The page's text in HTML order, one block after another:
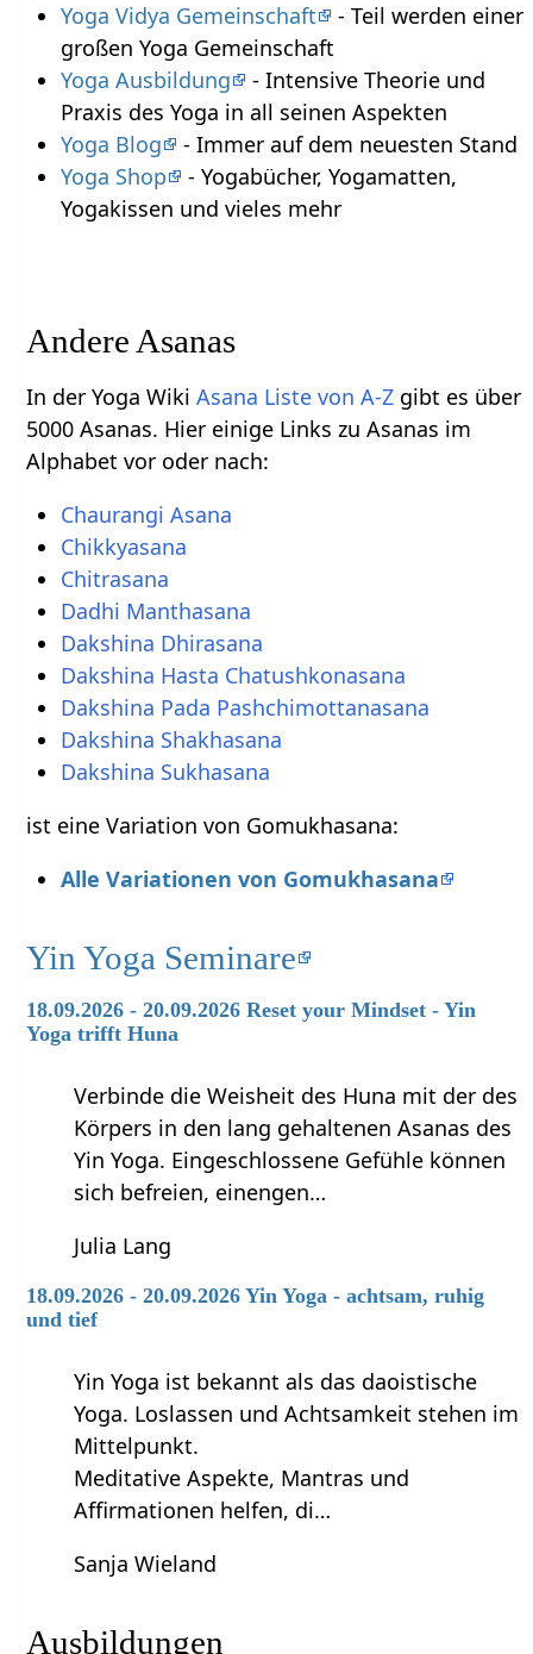
Yoga Vidya Gemeinschaft
- Teil werden einer
großen Yoga Gemeinschaft
Yoga Ausbildung
- Intensive Theorie und
Praxis des Yoga in all seinen Aspekten
Yoga Blog
- Immer auf dem neuesten Stand
Yoga Shop
- Yogabücher, Yogamatten,
Yogakissen und vieles mehr
Andere Asanas
In der Yoga WikiAsana Liste von A-Z gibt es über
5000 Asanas. Hier einige Links zu Asanas im
Alphabet vor oder nach:
Chaurangi Asana
Chikkyasana
Chitrasana
Dadhi Manthasana
Dakshina Dhirasana
Dakshina Hasta Chatushkonasana
Dakshina Pada Pashchimottanasana
Dakshina Shakhasana
Dakshina Sukhasana
ist eine Variation von Gomukhasana:
Alle Variationen von Gomukhasana
Yin Yoga Seminare
18.09.2026 - 20.09.2026 Reset your Mindset - Yin
Yoga trifft Huna
Verbinde die Weisheit des Huna mit der des
Körpers in den lang gehaltenen Asanas des
Yin Yoga. Eingeschlossene Gefühle können
sich befreien, einengen…
Julia Lang
18.09.2026 - 20.09.2026 Yin Yoga - achtsam, ruhig
und tief
Yin Yoga ist bekannt als das daoistische
Yoga. Loslassen und Achtsamkeit stehen im
Mittelpunkt.
Meditative Aspekte, Mantras und
Affirmationen helfen, di…
Sanja Wieland
Ausbildungen